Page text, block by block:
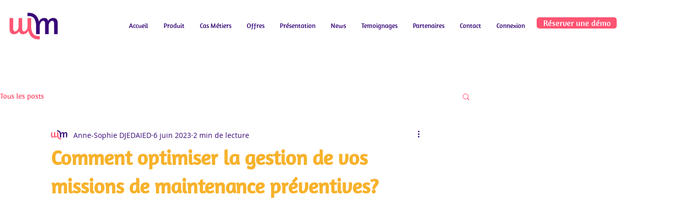
Accueil Produit Cas Métiers Offres Présentation News Temoignages Partenaires Contact Connexion Réserver une démo
Tous les posts
Comment optimiser la gestion de vos
missions de maintenance préventives?
Anne-Sophie DJEDAIED 6 juin 2023 2 min de lecture